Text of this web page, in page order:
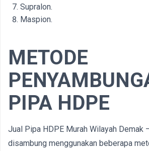
Supralon.
Maspion.
METODE
PIPA HDPE
Jual Pipa HDPE Murah Wilayah Demak
disambung menggunakan beberapa